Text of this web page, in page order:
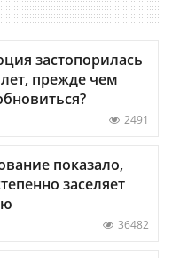
застопорилась
прежде чем
2491
показало,
заселяет
36482